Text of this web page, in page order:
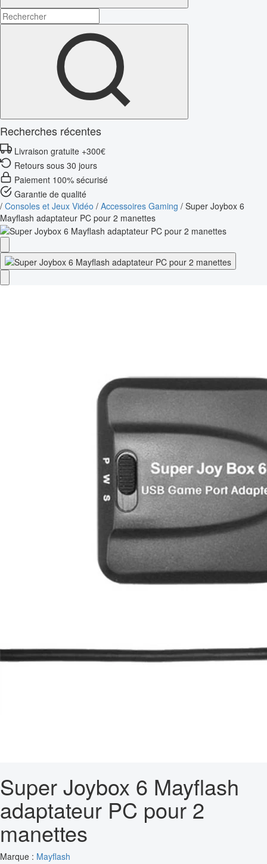
Recherches récentes
Livraison gratuite +300€
Retours sous 30 jours
Paiement 100% sécurisé
Garantie de qualité
/ Consoles et Jeux Vidéo / Accessoires Gaming / Super Joybox 6
Mayflash adaptateur PC pour 2 manettes
Super Joybox 6 Mayflash
adaptateur PC pour 2
manettes
Marque : Mayflash